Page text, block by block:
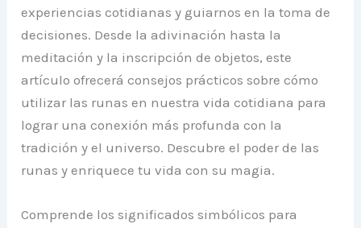
experiencias cotidianas y guiarnos en la toma de
decisiones. Desde la adivinación hasta la
meditación y la inscripción de objetos, este
artículo ofrecerá consejos prácticos sobre cómo
utilizar las runas en nuestra vida cotidiana para
lograr una conexión más profunda con la
tradición y el universo. Descubre el poder de las
runas y enriquece tu vida con su magia.
Comprende los significados simbólicos para